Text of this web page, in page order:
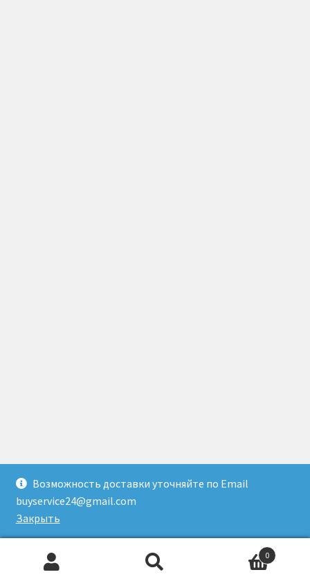
Возможность доставки уточняйте по Email
buyservice24@gmail.com
Закрыть
© Доставка товаров из Гонконга 2026
Создано с помощью WooCommerce
0